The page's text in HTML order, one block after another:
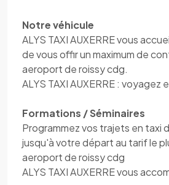
Notre véhicule
ALYS TAXI AUXERRE vous
de vous offir un maximum de
aeroport de roissy cdg.
ALYS TAXI AUXERRE :
Formations / Séminaires
Programmez vos trajets en taxi
jusqu'à votre départ au tarif le
aeroport de roissy cdg
ALYS TAXI AUXERRE vous